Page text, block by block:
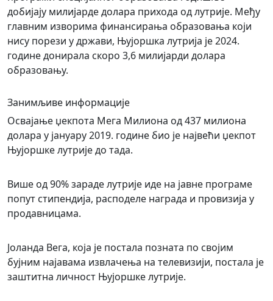
добијају милијарде долара прихода од лутрије. Међу
главним изворима финансирања образовања који
нису порези у држави, Њујоршка лутрија је 2024.
године донирала скоро 3,6 милијарди долара
образовању.
Занимљиве информације
Освајање џекпота Мега Милиона од 437 милиона
долара у јануару 2019. године био је највећи џекпот
Њујоршке лутрије до тада.
Више од 90% зараде лутрије иде на јавне програме
попут стипендија, расподеле награда и провизија у
продавницама.
Јоланда Вега, која је постала позната по својим
бујним најавама извлачења на телевизији, постала је
заштитна личност Њујоршке лутрије.